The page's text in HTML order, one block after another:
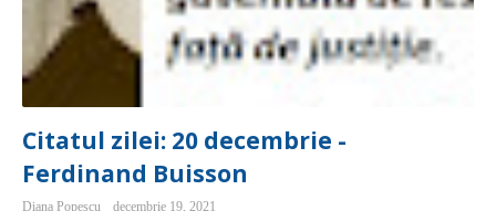
Citatul zilei: 20 decembrie -
Ferdinand Buisson
Diana Popescu decembrie 19, 2021